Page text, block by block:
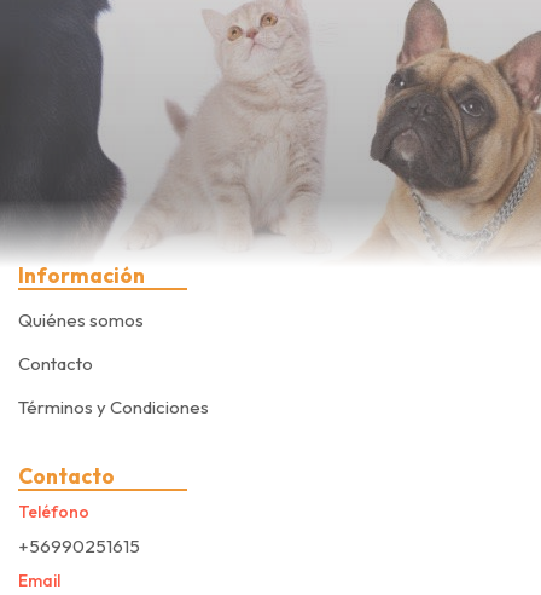
Información
Quiénes somos
Contacto
Términos y Condiciones
Contacto
Teléfono
+56990251615
Email